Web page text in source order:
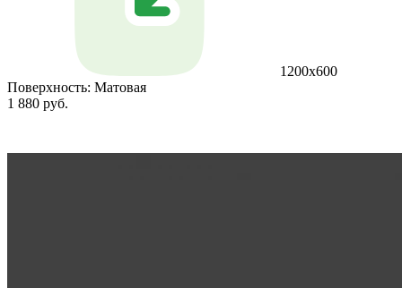
1200х600
Поверхность: Матовая
1 880 руб.